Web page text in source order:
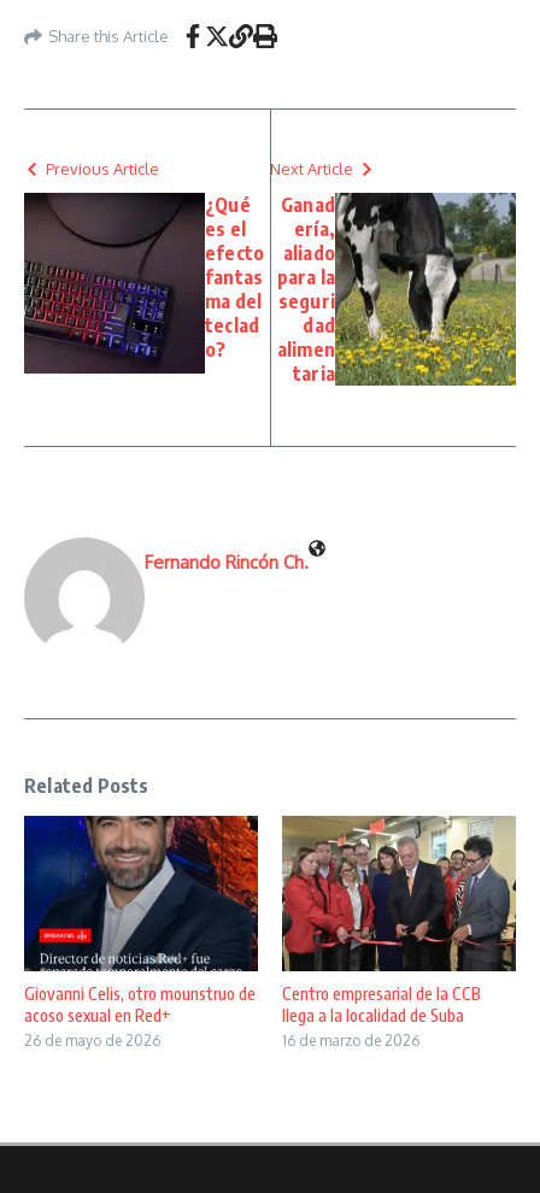
Share this Article
Previous Article
¿Qué
es el
efecto
fantas
ma del
teclad
o?
Next Article
Ganad
ería,
aliado
para la
seguri
dad
alimen
taria
Fernando Rincón Ch.
Related Posts
Giovanni Celis, otro mounstruo de
acoso sexual en Red+
26 de mayo de 2026
Centro empresarial de la CCB
llega a la localidad de Suba
16 de marzo de 2026